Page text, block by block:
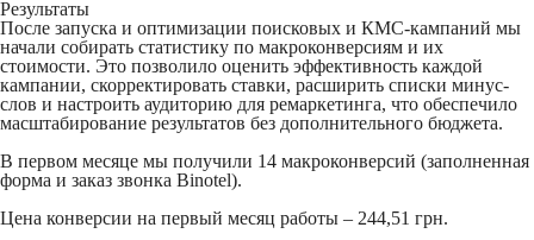
Результаты
После запуска и оптимизации поисковых и КМС-кампаний мы
начали собирать статистику по макроконверсиям и их
стоимости. Это позволило оценить эффективность каждой
кампании, скорректировать ставки, расширить списки минус-
слов и настроить аудиторию для ремаркетинга, что обеспечило
масштабирование результатов без дополнительного бюджета.
В первом месяце мы получили 14 макроконверсий (заполненная
форма и заказ звонка Binotel).
Цена конверсии на первый месяц работы – 244,51 грн.